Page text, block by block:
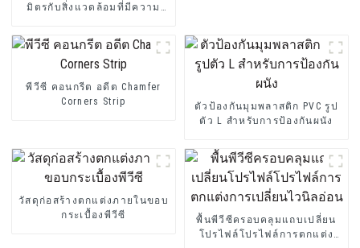
มิตรกับสิ่งแวดล้อมที่มีความ
ขั้น
พีวีซี คอนกรีต อดีต Chamfer
Corners Strip
ตัวป้องกันมุมพลาสติก PVC รูป
ตัว L สำหรับการป้องกันผนัง
วัสดุก่อสร้างตกแต่งภายในขอบ
กระเบื้องพีวีซี
พื้นพีวีซีครอบคลุมแถบเปลี่ยน
โปรไฟล์โปรไฟล์การตกแต่ง